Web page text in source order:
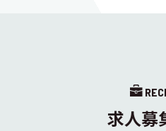
求人募